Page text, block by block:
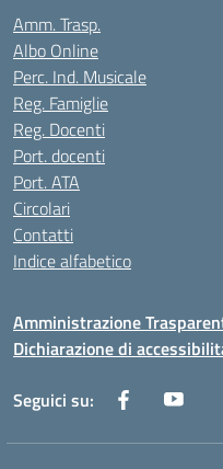
Amm. Trasp.
Albo Online
Perc. Ind. Musicale
Reg. Famiglie
Reg. Docenti
Port. docenti
Port. ATA
Circolari
Contatti
Indice alfabetico
Amministrazione
Dichiarazione di
Seguici su: